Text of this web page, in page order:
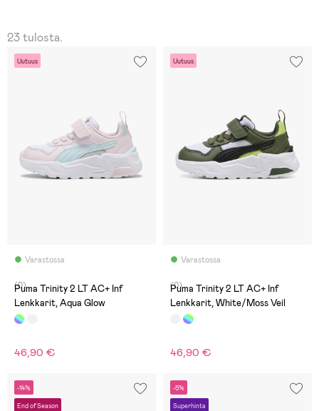
23 tulosta.
Uutuus
Varastossa
(0)
Puma Trinity 2 LT AC+ Inf
Lenkkarit, Aqua Glow
46,90 €
Uutuus
Varastossa
(0)
Puma Trinity 2 LT AC+ Inf
Lenkkarit, White/Moss Veil
46,90 €
-14%
End of Season
-5%
Superhinta